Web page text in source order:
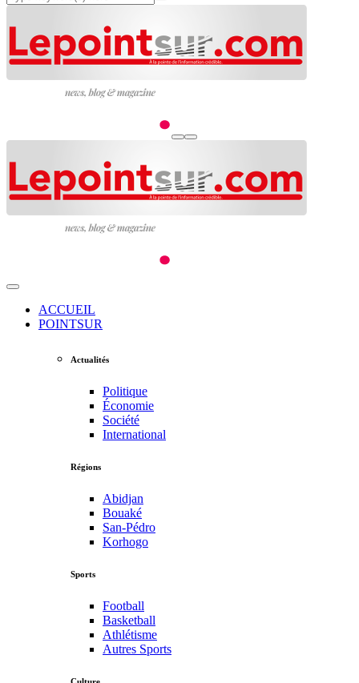
ACCUEIL
POINTSUR
Actualités
Politique
Économie
Société
International
Régions
Abidjan
Bouaké
San-Pédro
Korhogo
Sports
Football
Basketball
Athlétisme
Autres Sports